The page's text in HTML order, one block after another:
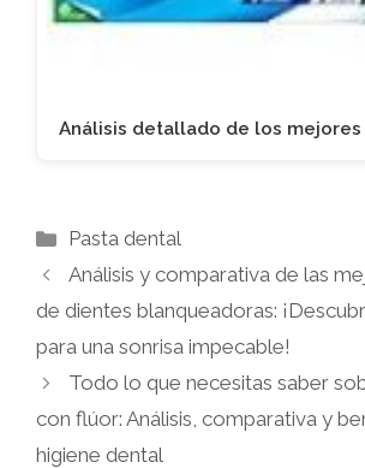
Análisis detallado de los
Categorías
Pasta dental
Análisis y comparativa de las
de dientes blanqueadoras:
para una sonrisa impecable!
Todo lo que necesitas saber
con flúor: Análisis, comparativa y
higiene dental